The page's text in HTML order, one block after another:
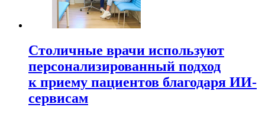
Столичные врачи используют
персонализированный подход
к приему пациентов благодаря ИИ-
сервисам